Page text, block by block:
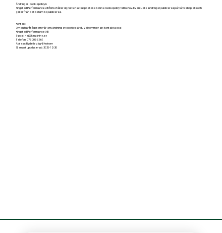
Ändringar i cookiepolicyn
Kingstad Performance AB förbehåller sig rätten att uppdatera denna cookiepolicy vid behov. Eventuella ändringar publiceras på vår webbplats och
gäller från det datum de publiceras.
Kontakt
Om du har frågor om vår användning av cookies är du välkommen att kontakta oss:
Kingstad Performance AB
E-post: hej@kingshine.se
Telefon: 076 005 62 67
Adress: Rydells väg 4, Krokom
Senast uppdaterad: 2025-12-20